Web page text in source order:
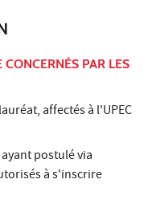
PAR LES
affectés à l'UPEC
postulé via
à s'inscrire